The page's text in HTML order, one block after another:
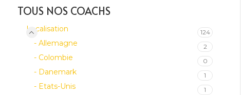
TOUS NOS COACHS
Localisation 124
- Allemagne 2
- Colombie 0
- Danemark 1
- Etats-Unis 1